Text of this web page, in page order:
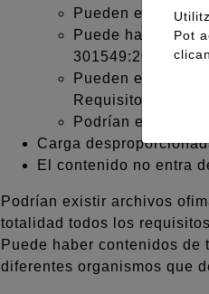
Pueden existir
Puede haber
301549:2020
Pueden existir
Requisito número
Podrían existir
Carga
El contenido no entra
Podrían existir archivos
totalidad todos los
Puede haber contenidos
diferentes organismos que
Pot